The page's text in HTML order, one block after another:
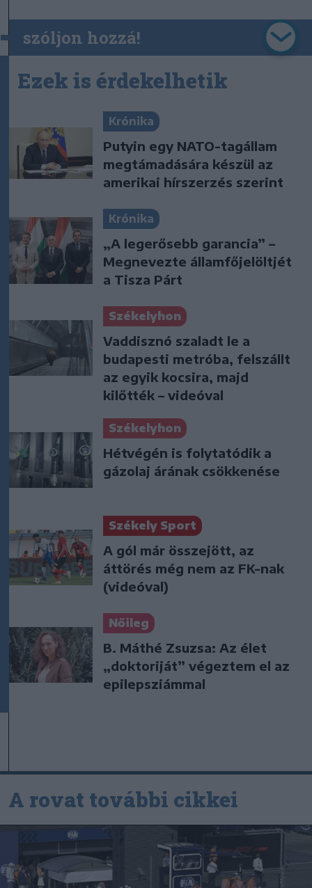
szóljon hozzá!
Ezek is érdekelhetik
Krónika
Putyin egy NATO-tagállam
megtámadására készül az
amerikai hírszerzés szerint
Krónika
„A legerősebb garancia” –
Megnevezte államfőjelöltjét
a Tisza Párt
Székelyhon
Vaddisznó szaladt le a
budapesti metróba, felszállt
az egyik kocsira, majd
kilőtték – videóval
Székelyhon
Hétvégén is folytatódik a
gázolaj árának csökkenése
Székely Sport
A gól már összejött, az
áttörés még nem az FK-nak
(videóval)
Nőileg
B. Máthé Zsuzsa: Az élet
„doktoriját” végeztem el az
epilepsziámmal
A rovat további cikkei